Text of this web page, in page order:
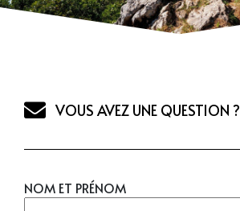
VOUS AVEZ UNE QUESTION ?
NOM ET PRÉNOM